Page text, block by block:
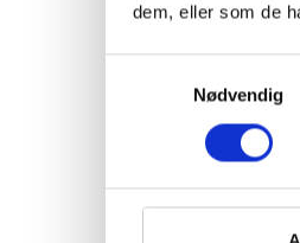
dem, eller som de
Nødvendig